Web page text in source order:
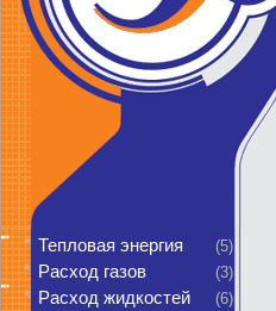
* Тепловая энергия (5)
* Расход газов (3)
* Расход жидкостей (6)